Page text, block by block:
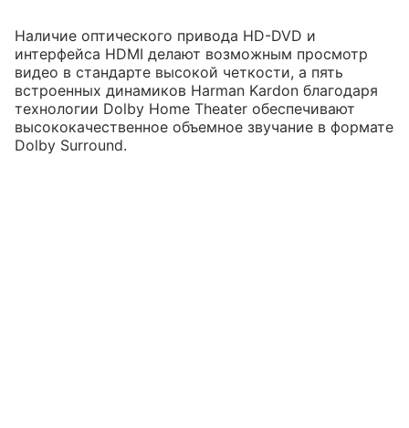
Наличие оптического привода HD-DVD и
интерфейса HDMI делают возможным просмотр
видео в стандарте высокой четкости, а пять
встроенных динамиков Harman Kardon благодаря
технологии Dolby Home Theater обеспечивают
высококачественное объемное звучание в формате
Dolby Surround.